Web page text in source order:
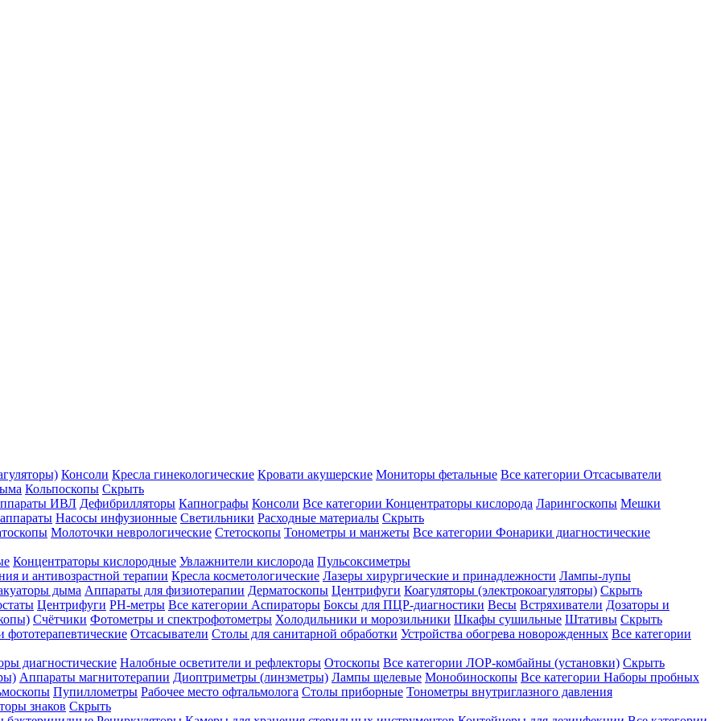
Консоли Кресла гинекологические Кровати акушерские Мониторы фетальные Все категории Отсасыватели
Кольпоскопы Скрыть
ИВЛ Дефибрилляторы Капнографы Консоли Все категории Концентраторы кислорода Ларингоскопы Мешки
Насосы инфузионные Светильники Расходные материалы Скрыть
Молоточки неврологические Стетоскопы Тонометры и манжеты Все категории Фонарики диагностические
Концентраторы кислородные Увлажнители кислорода Пульсоксиметры
и антивозрастной терапии Кресла косметологические Лазеры хирургические и принадлежности Лампы-лупы
дыма Аппараты для физиотерапии Дерматоскопы Центрифуги Коагуляторы (электрокоагуляторы) Скрыть
Центрифуги PH-метры Все категории Аспираторы Боксы для ПЦР-диагностики Весы Встряхиватели Дозаторы и
Счётчики Фотометры и спектрофотометры Холодильники и морозильники Шкафы сушильные Штативы Скрыть
фототерапевтические Отсасыватели Столы для санитарной обработки Устройства обогрева новорожденных Все категории
диагностические Налобные осветители и рефлекторы Отоскопы Все категории ЛОР-комбайны (установки) Скрыть
Аппараты магнитотерапии Диоптриметры (линзметры) Лампы щелевые Монобиноскопы Все категории Наборы пробных
Пупиллометры Рабочее место офтальмолога Столы приборные Тонометры внутриглазного давления
знаков Скрыть